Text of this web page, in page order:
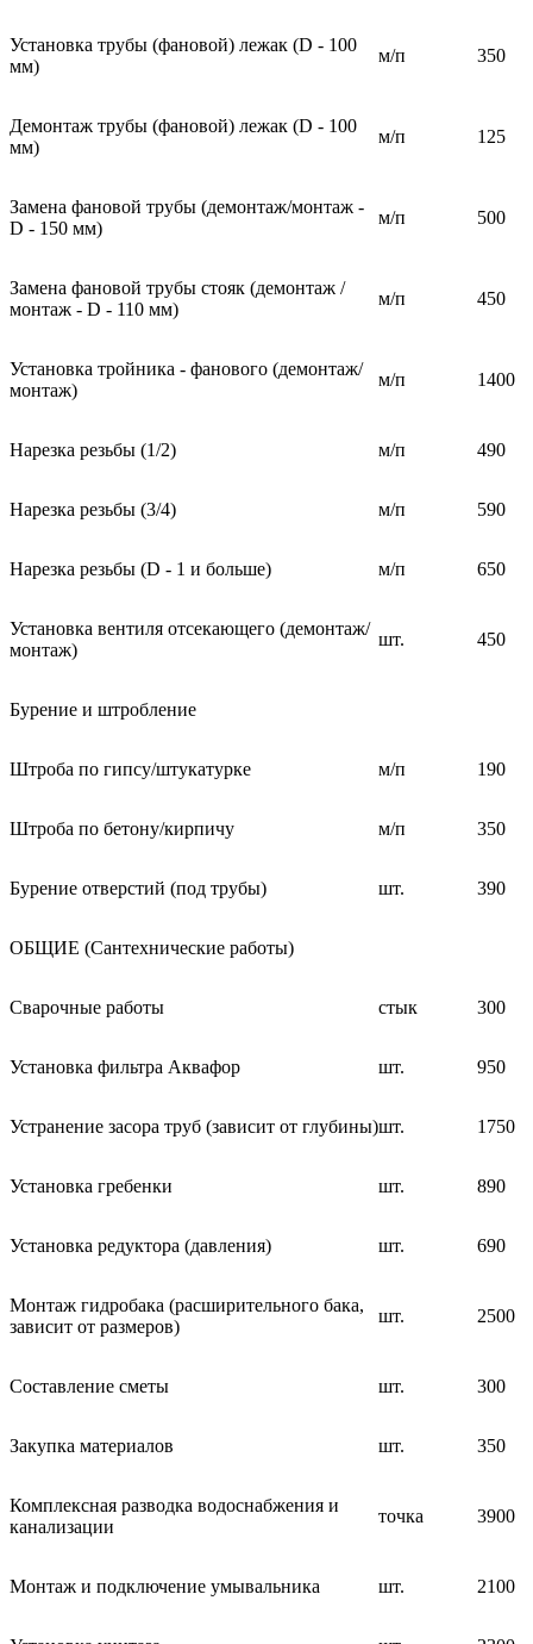
Установка трубы (фановой) лежак (D - 100
мм)
м/п 350
Демонтаж трубы (фановой) лежак (D - 100
мм)
м/п 125
Замена фановой трубы (демонтаж/монтаж -
D - 150 мм)
м/п 500
Замена фановой трубы стояк (демонтаж /
монтаж - D - 110 мм)
м/п 450
Установка тройника - фанового (демонтаж/
монтаж)
м/п 1400
Нарезка резьбы (1/2) м/п 490
Нарезка резьбы (3/4) м/п 590
Нарезка резьбы (D - 1 и больше) м/п 650
Установка вентиля отсекающего (демонтаж/
монтаж)
шт. 450
Бурение и штробление
Штроба по гипсу/штукатурке м/п 190
Штроба по бетону/кирпичу м/п 350
Бурение отверстий (под трубы) шт. 390
ОБЩИЕ (Сантехнические работы)
Сварочные работы стык 300
Установка фильтра Аквафор шт. 950
Устранение засора труб (зависит от глубины)шт. 1750
Установка гребенки шт. 890
Установка редуктора (давления) шт. 690
Монтаж гидробака (расширительного бака,
зависит от размеров)
шт. 2500
Составление сметы шт. 300
Закупка материалов шт. 350
Комплексная разводка водоснабжения и
канализации
точка 3900
Монтаж и подключение умывальника шт. 2100